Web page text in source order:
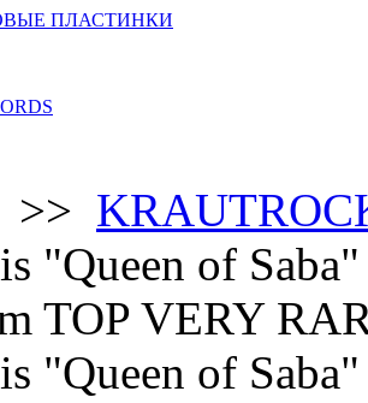
ПЛАСТИНКИ
>>
"Queen of
TOP VERY
"Queen of